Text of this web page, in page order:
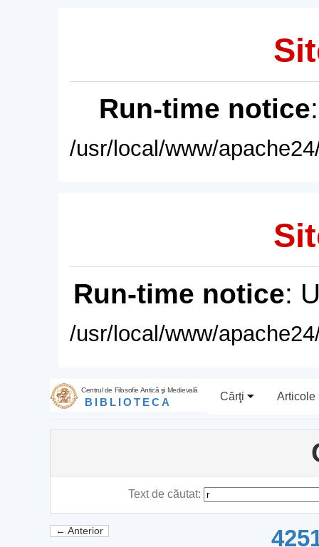
Run-time notice
/usr/local/www/
Run-time notice:
/usr/local/www/
Centrul de Filosofie Antică şi Medievală
BIBLIOTECA Cărţi Articole
Text de căutat:
← Anterior